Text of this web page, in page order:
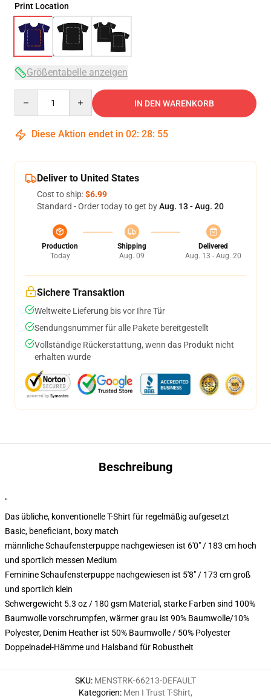
Print Location
Größentabelle anzeigen
IN DEN WARENKORB
Diese Aktion endet in 02: 28: 54
Deliver to United States
Cost to ship:$6.99
Standard - Order today to get byAug. 13 - Aug. 20
Production
Today
Shipping
Aug. 09
Delivered
Aug. 13 - Aug. 20
Sichere Transaktion
Weltweite Lieferung bis vor Ihre Tür
Sendungsnummer für alle Pakete bereitgestellt
Vollständige Rückerstattung, wenn das Produkt nicht
erhalten wurde
Beschreibung
"
Das übliche, konventionelle T-Shirt für regelmäßig aufgesetzt
Basic, beneficiant, boxy match
männliche Schaufensterpuppe nachgewiesen ist 6'0" / 183 cm hoch
und sportlich messen Medium
Feminine Schaufensterpuppe nachgewiesen ist 5'8" / 173 cm groß
und sportlich klein
Schwergewicht 5.3 oz / 180 gsm Material, starke Farben sind 100%
Baumwolle vorschrumpfen, wärmer grau ist 90% Baumwolle/10%
Polyester, Denim Heather ist 50% Baumwolle / 50% Polyester
Doppelnadel-Hämme und Halsband für Robustheit
SKU: MENSTRK-66213-DEFAULT
Kategorien: Men I Trust T-Shirt,